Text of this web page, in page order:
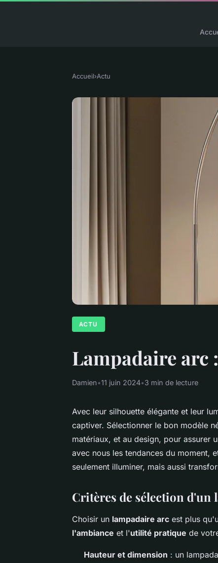
Accueil›Actu
ACTU
Lampadaire arc
Damien•11 juin 2024•3 min de lecture
Avec leur silhouette élégante et leur
captiver. Sélectionner le bon modèle
matériaux, et au design, pour assurer
avec nous les tendances du moment,
seulement illuminer, mais aussi
Critères de sélection d'un
Choisir un lampadaire arc est plus
l'ambiance et l'utilité pratique de
Hauteur et dimension : un